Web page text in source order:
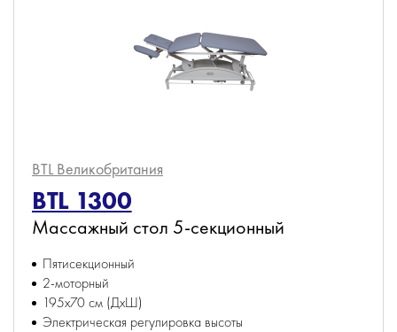
BTL Великобритания
BTL 1300
Массажный стол 5-секционный
Пятисекционный
2-моторный
195х70 см (ДхШ)
Электрическая регулировка высоты